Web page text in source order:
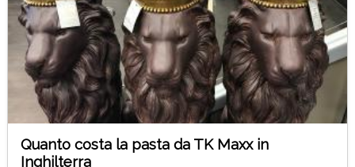
Quanto costa la pasta da TK Maxx in
Inghilterra